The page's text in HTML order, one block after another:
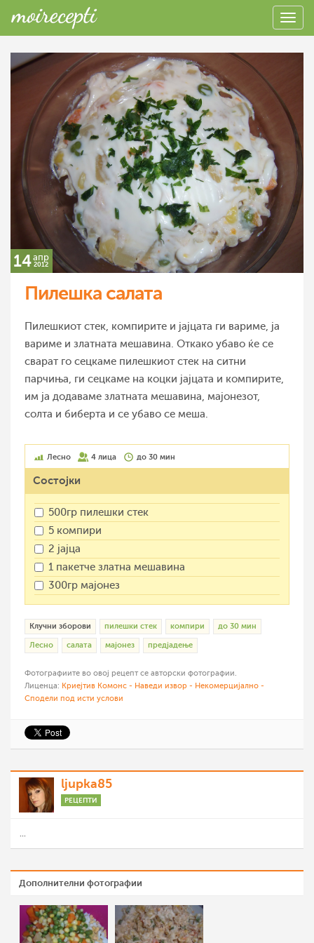
14апр
2012
Пилешка салата
Пилешкиот стек, компирите и јајцата ги вариме, ја
вариме и златната мешавина. Откако убаво ќе се
сварат го сецкаме пилешкиот стек на ситни
парчиња, ги сецкаме на коцки јајцата и компирите,
им ја додаваме златната мешавина, мајонезот,
солта и биберта и се убаво се меша.
Лесно 4 лица до 30 мин
Состојки
500гр пилешки стек
5 компири
2 јајца
1 пакетче златна мешавина
300гр мајонез
Клучни зборови пилешки стек компири до 30 мин
Лесно салата мајонез предјадење
Фотографиите во овој рецепт се авторски фотографии.
Лиценца: Криејтив Комонс - Наведи извор - Некомерцијално -
Сподели под исти услови
ljupka85
РЕЦЕПТИ
Дополнителни фотографии